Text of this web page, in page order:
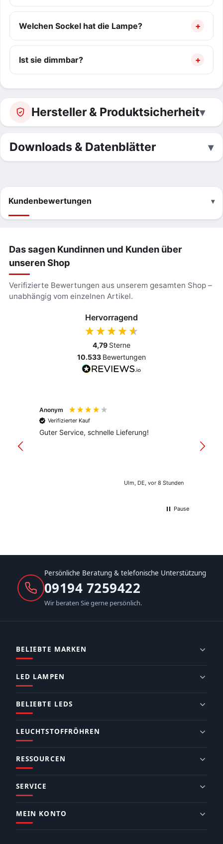
Welchen Sockel hat die Lampe?
Ist sie dimmbar?
Hersteller & Produktsicherheit
Downloads & Datenblätter
Kundenbewertungen
Das sagen Kundinnen und Kunden über
unseren Shop
Verifizierte Bewertungen aus unserem gesamten Shop –
unabhängig vom einzelnen Artikel.
Hervorragend
4,79 Sterne
10.533 Bewertungen
Anonym
Verifizierter Kauf
Guter Service, schnelle Lieferung!
Ulm, DE, vor 8 Stunden
Pause
Persönliche Beratung & telefonische Unterstützung
09194 7259422
Wir beraten Sie gerne persönlich.
BELIEBTE MARKEN
LED LAMPEN
BELIEBTE LEDS
LEUCHTSTOFFRÖHREN
RESSOURCEN
SERVICE
MEIN KONTO